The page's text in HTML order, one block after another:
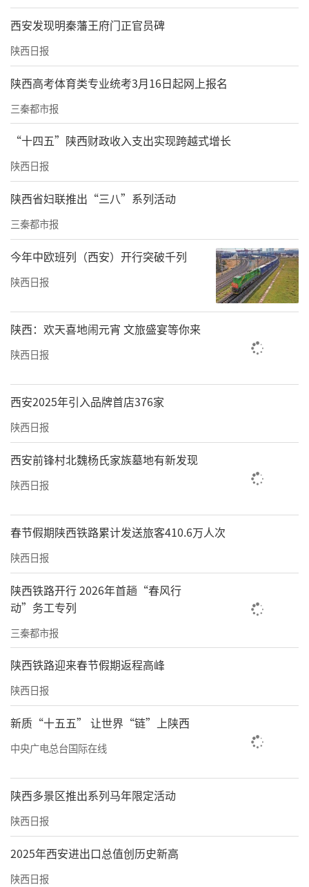
西安发现明秦藩王府门正官员碑
陕西日报
陕西高考体育类专业统考3月16日起网上报名
三秦都市报
“十四五”陕西财政收入支出实现跨越式增长
陕西日报
陕西省妇联推出“三八”系列活动
三秦都市报
今年中欧班列（西安）开行突破千列
陕西日报
陕西：欢天喜地闹元宵 文旅盛宴等你来
陕西日报
西安2025年引入品牌首店376家
陕西日报
西安前锋村北魏杨氏家族墓地有新发现
陕西日报
春节假期陕西铁路累计发送旅客410.6万人次
陕西日报
陕西铁路开行 2026年首趟“春风行
动”务工专列
三秦都市报
陕西铁路迎来春节假期返程高峰
陕西日报
新质“十五五” 让世界“链”上陕西
中央广电总台国际在线
陕西多景区推出系列马年限定活动
陕西日报
2025年西安进出口总值创历史新高
陕西日报